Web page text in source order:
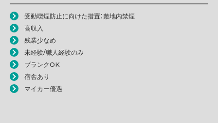
受動喫煙防止に向けた措置：敷地内禁煙
高収入
残業少なめ
未経験/職人経験のみ
ブランクOK
宿舎あり
マイカー優遇